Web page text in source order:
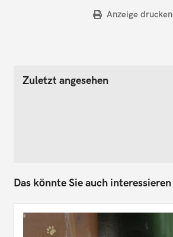
Anzeige drucken
Zuletzt angesehen
Das könnte Sie auch interessieren